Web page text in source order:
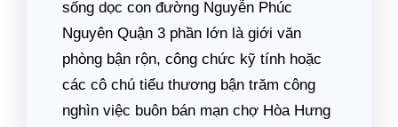
sống dọc con đường Nguyễn Phúc
Nguyên Quận 3 phần lớn là giới văn
phòng bận rộn, công chức kỹ tính hoặc
các cô chú tiểu thương bận trăm công
nghìn việc buôn bán mạn chợ Hòa Hưng